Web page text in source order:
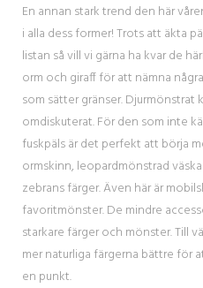
En annan stark trend den här
i alla dess former! Trots att äkta
listan så vill vi gärna ha kvar de
orm och giraff för att nämna
som sätter gränser. Djurmönstrat
omdiskuterat. För den som inte
fuskpäls är det perfekt att börja
ormskinn, leopardmönstrad
zebrans färger. Även här är
favoritmönster. De mindre
starkare färger och mönster. Till
mer naturliga färgerna bättre för
en punkt.